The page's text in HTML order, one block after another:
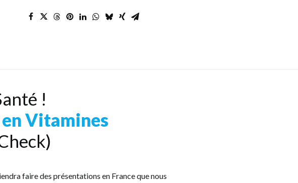
!
Vitamines
faire des présentations en France que nous